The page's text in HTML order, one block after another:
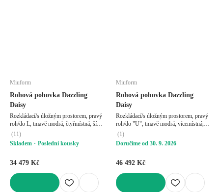
Miuform
Rohová pohovka Dazzling
Daisy
Rozkládací/s úložným prostorem, pravý
roh/do L, tmavě modrá, čtyřmístná, šířka
253 cm, hloubka 190 cm, hloubka
sedáku 62 cm
(11)
Skladem
Poslední kousky
34 479 Kč
Miuform
Rohová pohovka Dazzling
Daisy
Rozkládací/s úložným prostorem, pravý
roh/do "U", tmavě modrá, vícemístná,
šířka 330 cm, hloubka 190 cm, hloubka
sedáku 62 cm
(1)
Doručíme od 30. 9. 2026
46 492 Kč